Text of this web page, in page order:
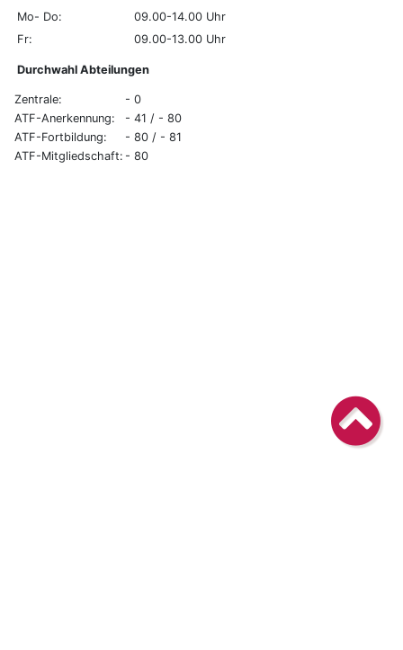
Mo- Do:
09.00-14.00 Uhr
Fr:
09.00-13.00 Uhr
Durchwahl Abteilungen
Zentrale:
- 0
ATF-Anerkennung:
- 41 / - 80
ATF-Fortbildung:
- 80 / - 81
ATF-Mitgliedschaft: - 80